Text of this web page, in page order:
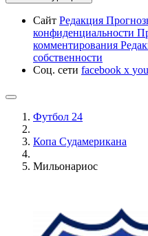
Сайт Редакция
конфиденциальности
комментирования
собственности
Соц. сети facebook x
Футбол 24
Копа Судамерикана
Мильонариос